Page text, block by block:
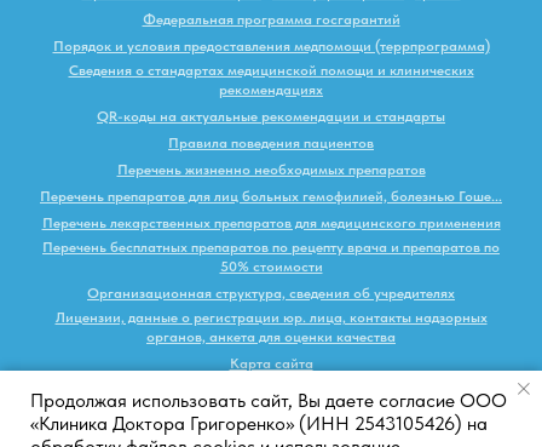
Продолжая использовать сайт, Вы даете согласие ООО
«Клиника Доктора Григоренко» (ИНН 2543105426) на
Федеральная программа госгарантий
Порядок и условия предоставления медпомощи (террпрограмма)
Сведения о стандартах медицинской помощи и клинических
рекомендациях
QR-коды на актуальные рекомендации и стандарты
Правила поведения пациентов
Перечень жизненно необходимых препаратов
Перечень препаратов для лиц больных гемофилией, болезнью Гоше...
Перечень лекарственных препаратов для медицинского применения
Перечень бесплатных препаратов по рецепту врача и препаратов по
50% стоимости
Организационная структура, сведения об учредителях
Лицензии, данные о регистрации юр. лица, контакты надзорных
органов, анкета для оценки качества
Карта сайта
Наверх